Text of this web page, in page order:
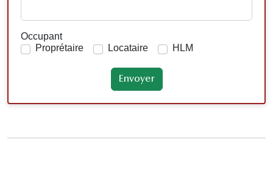
Occupant
Proprétaire
Locataire HLM